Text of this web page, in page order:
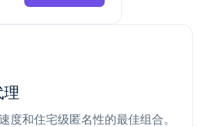
度和住宅级匿名性的最佳组合。